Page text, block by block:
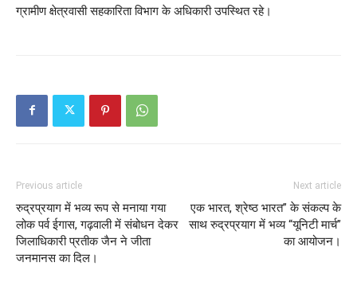
ग्रामीण क्षेत्रवासी सहकारिता विभाग के अधिकारी उपस्थित रहे।
Previous article
रुद्रप्रयाग में भव्य रूप से मनाया गया
लोक पर्व ईगास, गढ़वाली में संबोधन देकर
जिलाधिकारी प्रतीक जैन ने जीता
जनमानस का दिल।
Next article
एक भारत, श्रेष्ठ भारत” के संकल्प के
साथ रुद्रप्रयाग में भव्य “यूनिटी मार्च”
का आयोजन।